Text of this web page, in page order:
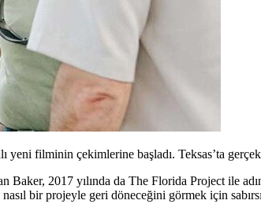
filminin çekimlerine başladı. Teksas’ta
Baker, 2017 yılında da The Florida Project ile
bir projeyle geri döneceğini görmek için